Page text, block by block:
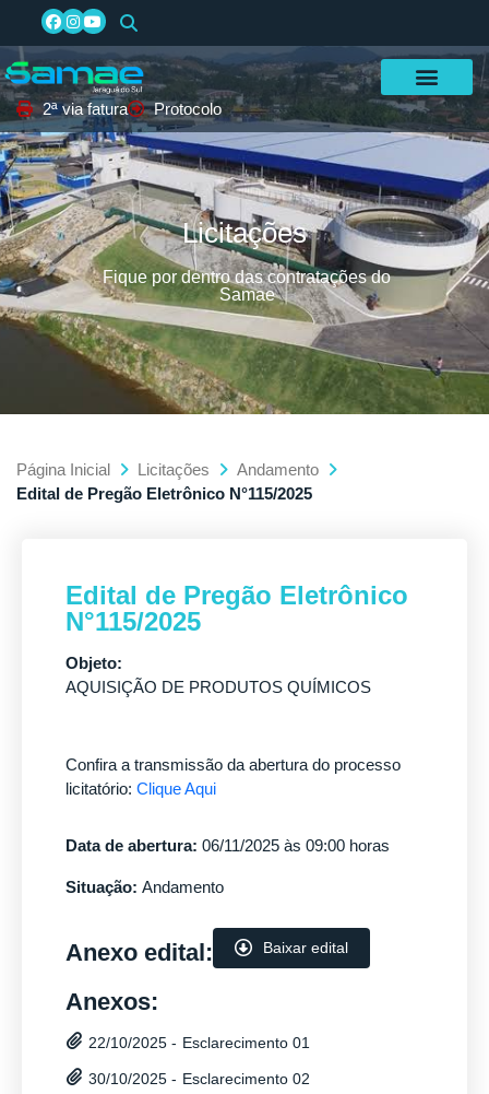
2ª via fatura Protocolo
Licitações
Fique por dentro das contratações do
Samae
Página Inicial Licitações
Andamento
Edital de Pregão Eletrônico N°115/2025
Edital de Pregão Eletrônico
N°115/2025
Objeto:
AQUISIÇÃO DE PRODUTOS QUÍMICOS
Confira a transmissão da abertura do processo
licitatório: Clique Aqui
Data de abertura: 06/11/2025 às 09:00 horas
Situação: Andamento
Anexo edital: Baixar edital
Anexos:
22/10/2025 - Esclarecimento 01
30/10/2025 - Esclarecimento 02